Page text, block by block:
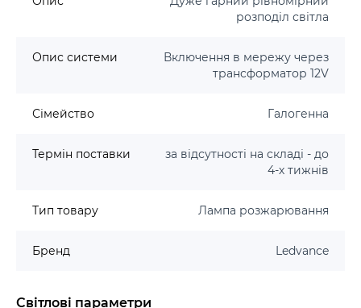
розподіл світла
Опис системи
Включення в мережу через
трансформатор 12V
Сімейство Галогенна
Термін поставки
за відсутності на складі - до
4-х тижнів
Тип товару Лампа розжарювання
Бренд Ledvance
Світлові параметри